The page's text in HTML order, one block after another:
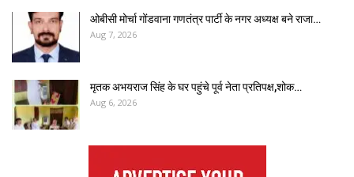
ओबीसी मोर्चा गोंडवाना गणतंत्र पार्टी के नगर अध्यक्ष बने राजा…
Aug 7, 2026
मृतक अभयराज सिंह के घर पहुंचे पूर्व नेता प्रतिपक्ष,शोक…
Aug 6, 2026